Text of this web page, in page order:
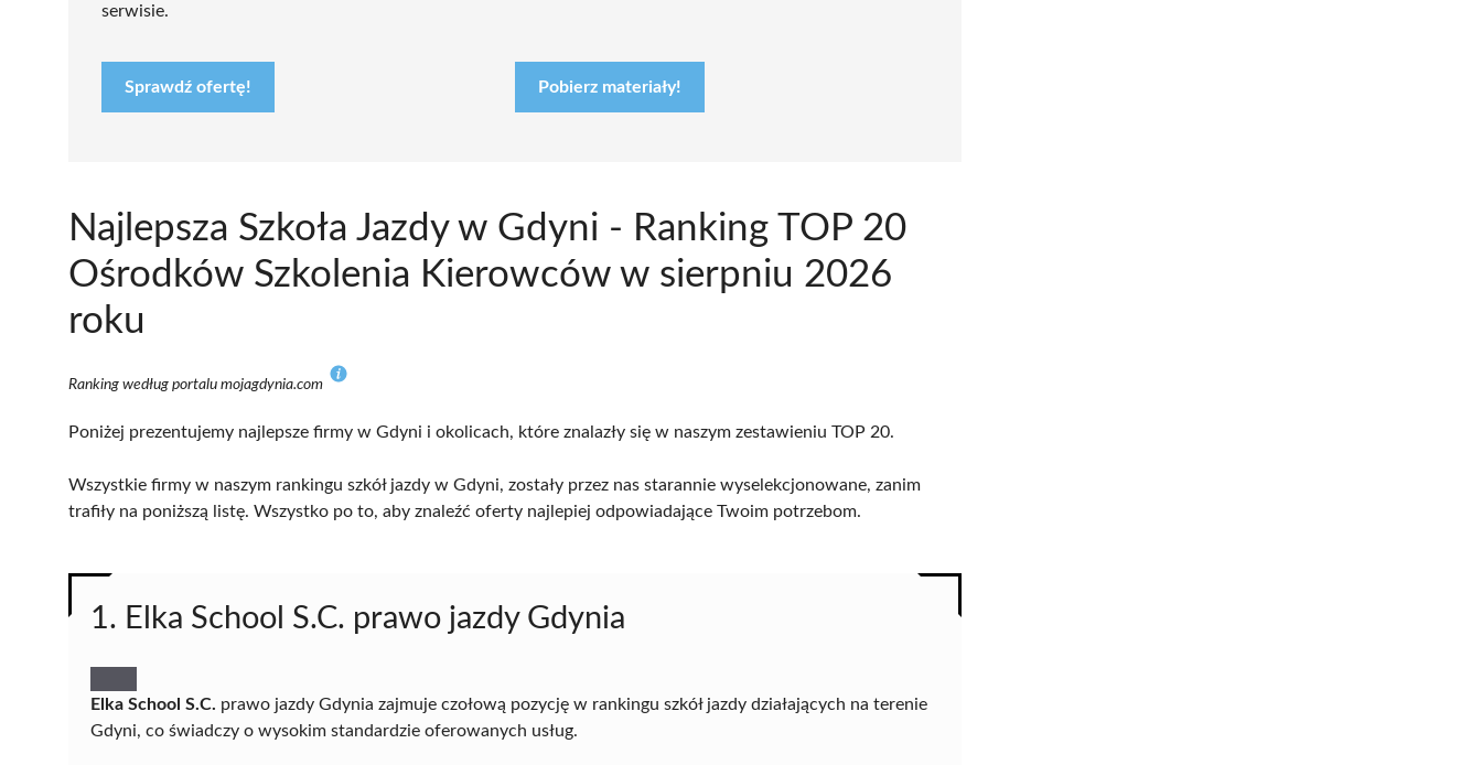
serwisie.
Sprawdź ofertę! Pobierz materiały!
Najlepsza Szkoła Jazdy w Gdyni - Ranking TOP 20
Ośrodków Szkolenia Kierowców w sierpniu 2026
roku
Ranking według portalu mojagdynia.com
Poniżej prezentujemy najlepsze firmy w Gdyni i okolicach, które znalazły się w naszym zestawieniu TOP 20.
Wszystkie firmy w naszym rankingu szkół jazdy w Gdyni, zostały przez nas starannie wyselekcjonowane, zanim
trafiły na poniższą listę. Wszystko po to, aby znaleźć oferty najlepiej odpowiadające Twoim potrzebom.
1. Elka School S.C. prawo jazdy Gdynia
Elka School S.C. prawo jazdy Gdynia zajmuje czołową pozycję w rankingu szkół jazdy działających na terenie
Gdyni, co świadczy o wysokim standardzie oferowanych usług.